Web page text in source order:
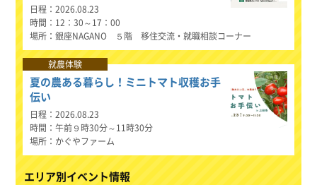
日程
2026.08.23
時間
12：30～17：00
場所
銀座NAGANO ５階 移住交流・就職相談コーナー
就農体験
夏の農ある暮らし！ミニトマト収穫お手
伝い
日程
2026.08.23
時間
午前９時30分～11時30分
場所
かぐやファーム
エリア別イベント情報